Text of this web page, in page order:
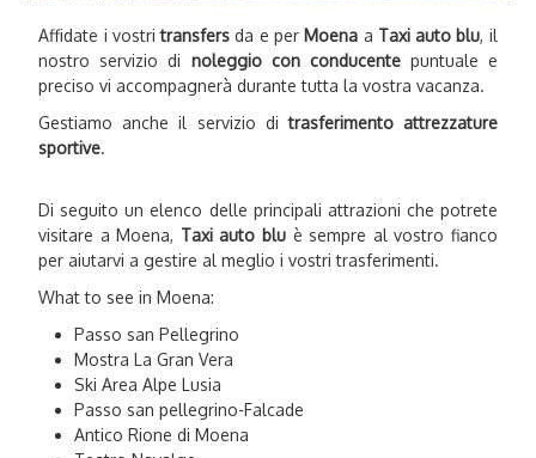
Affidate i vostritransfers da e per Moena a Taxi auto blu, il
nostro servizio di noleggio con conducentepuntuale e
preciso vi accompagnerà durante tutta la vostra vacanza.
Gestiamo anche il servizio ditrasferimento attrezzature
sportive.
Di seguito un elenco delle principali attrazioni che potrete
visitare a Moena, Taxi auto blu è sempre al vostro fianco
per aiutarvi a gestire al meglio i vostri trasferimenti.
What to see in Moena:
Passo san Pellegrino
Mostra La Gran Vera
Ski Area Alpe Lusia
Passo san pellegrino-Falcade
Antico Rione di Moena